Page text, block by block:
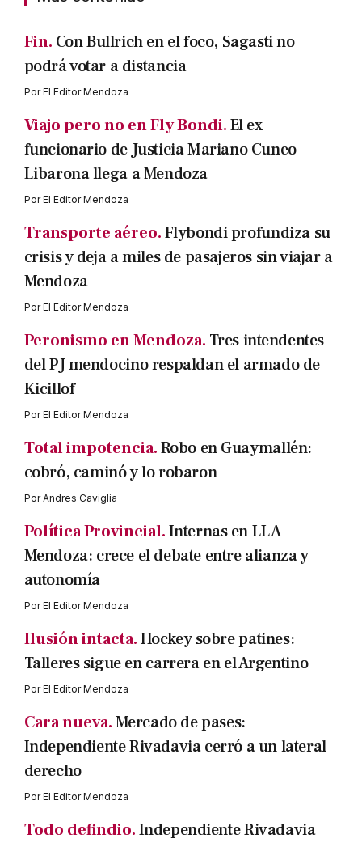
Fin. Con Bullrich en el foco, Sagasti no
podrá votar a distancia
PorEl Editor Mendoza
Viajo pero no en Fly Bondi.El ex
funcionario de Justicia Mariano Cuneo
Libarona llega a Mendoza
PorEl Editor Mendoza
Transporte aéreo.Flybondi profundiza su
crisis y deja a miles de pasajeros sin viajar a
Mendoza
PorEl Editor Mendoza
Peronismo en Mendoza. Tres intendentes
del PJ mendocino respaldan el armado de
Kicillof
PorEl Editor Mendoza
Total impotencia.Robo en Guaymallén:
cobró, caminó y lo robaron
PorAndres Caviglia
Política Provincial.Internas en LLA
Mendoza: crece el debate entre alianza y
autonomía
PorEl Editor Mendoza
Ilusión intacta.Hockey sobre patines:
Talleres sigue en carrera en el Argentino
PorEl Editor Mendoza
Cara nueva.Mercado de pases:
Independiente Rivadavia cerró a un lateral
derecho
PorEl Editor Mendoza
Todo defindio.Independiente Rivadavia